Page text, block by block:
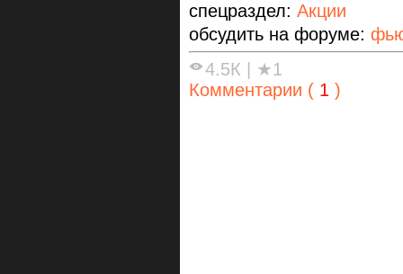
спецраздел: Акции
обсудить на форуме:
4.5К
★1
Комментарии ( 1 )